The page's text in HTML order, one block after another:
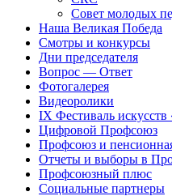
Совет молодых
Наша Великая Победа
Смотры и конкурсы
Дни председателя
Вопрос — Ответ
Фотогалерея
Видеоролики
IX Фестиваль
Цифровой Профсоюз
Профсоюз и
Отчеты и выборы в
Профсоюзный плюс
Социальные партнеры